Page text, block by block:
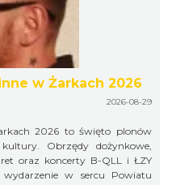
w Żarkach 2026
2026-08-29
2026 to święto plonów
Obrzędy dożynkowe,
oraz koncerty B-QLL i ŁZY
w sercu Powiatu